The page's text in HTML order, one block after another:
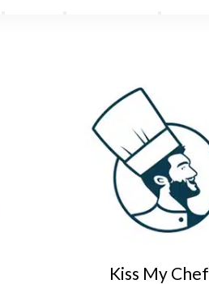
Kiss My Chef